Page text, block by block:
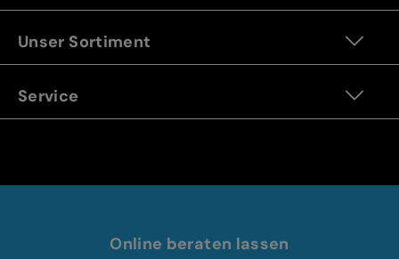
Unser Sortiment
Service
Online beraten lassen